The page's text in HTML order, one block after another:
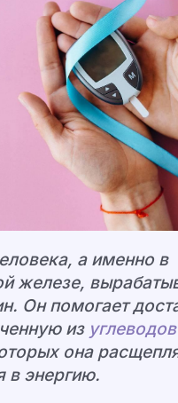
а именно в
железе,
Он помогает
из углеводов
она
в энергию.